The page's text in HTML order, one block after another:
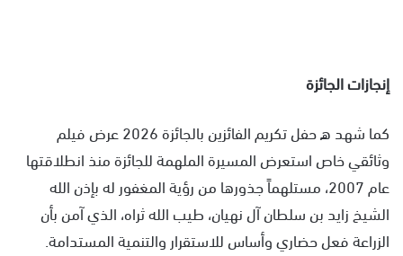
إنجازات الجائزة
كما شهد ه حفل تكريم الفائزين بالجائزة 2026 عرض فيلم
وثائقي خاص استعرض المسيرة الملهمة للجائزة منذ انطلاقتها
عام 2007، مستلهماً جذورها من رؤية المغفور له بإذن الله
الشيخ زايد بن سلطان آل نهيان، طيب الله ثراه، الذي آمن بأن
الزراعة فعل حضاري وأساس للاستقرار والتنمية المستدامة.